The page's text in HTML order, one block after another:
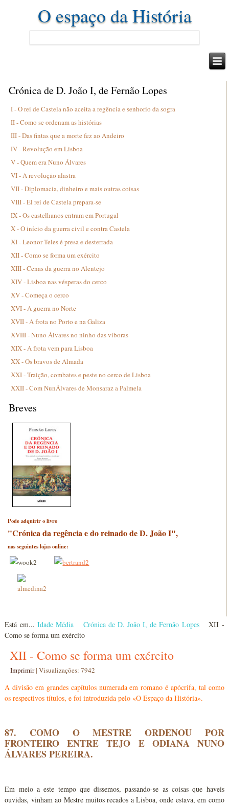
O espaço da História
Crónica de D. João I, de Fernão Lopes
I - O rei de Castela não aceita a regência e senhorio da sogra
II - Como se ordenam as histórias
III - Das fintas que a morte fez ao Andeiro
IV - Revolução em Lisboa
V - Quem era Nuno Álvares
VI - A revolução alastra
VII - Diplomacia, dinheiro e mais outras coisas
VIII - El rei de Castela prepara-se
IX - Os castelhanos entram em Portugal
X - O início da guerra civil e contra Castela
XI - Leonor Teles é presa e desterrada
XII - Como se forma um exército
XIII - Cenas da guerra no Alentejo
XIV - Lisboa nas vésperas do cerco
XV - Começa o cerco
XVI - A guerra no Norte
XVII - A frota no Porto e na Galiza
XVIII - Nuno Álvares no ninho das víboras
XIX - A frota vem para Lisboa
XX - Os bravos de Almada
XXI - Traição, combates e peste no cerco de Lisboa
XXII - Com NunÁlvares de Monsaraz a Palmela
Breves
Pode adquirir o livro
"Crónica da regência e do reinado de D. João I",
nas seguintes lojas online:
Está em... Idade Média Crónica de D. João I, de Fernão Lopes
XII -
Como se forma um exército
XII - Como se forma um exército
Imprimir|Visualizações: 7942
A divisão em grandes capítulos numerada em romano é apócrifa, tal como
os respectivos títulos, e foi introduzida pelo «O Espaço da História».
87. COMO O MESTRE ORDENOU POR
FRONTEIRO ENTRE TEJO E ODIANA NUNO
ÁLVARES PEREIRA.
Em meio a este tempo que dissemos, passando-se as coisas que haveis
ouvidas, vinham ao Mestre muitos recados a Lisboa, onde estava, em como